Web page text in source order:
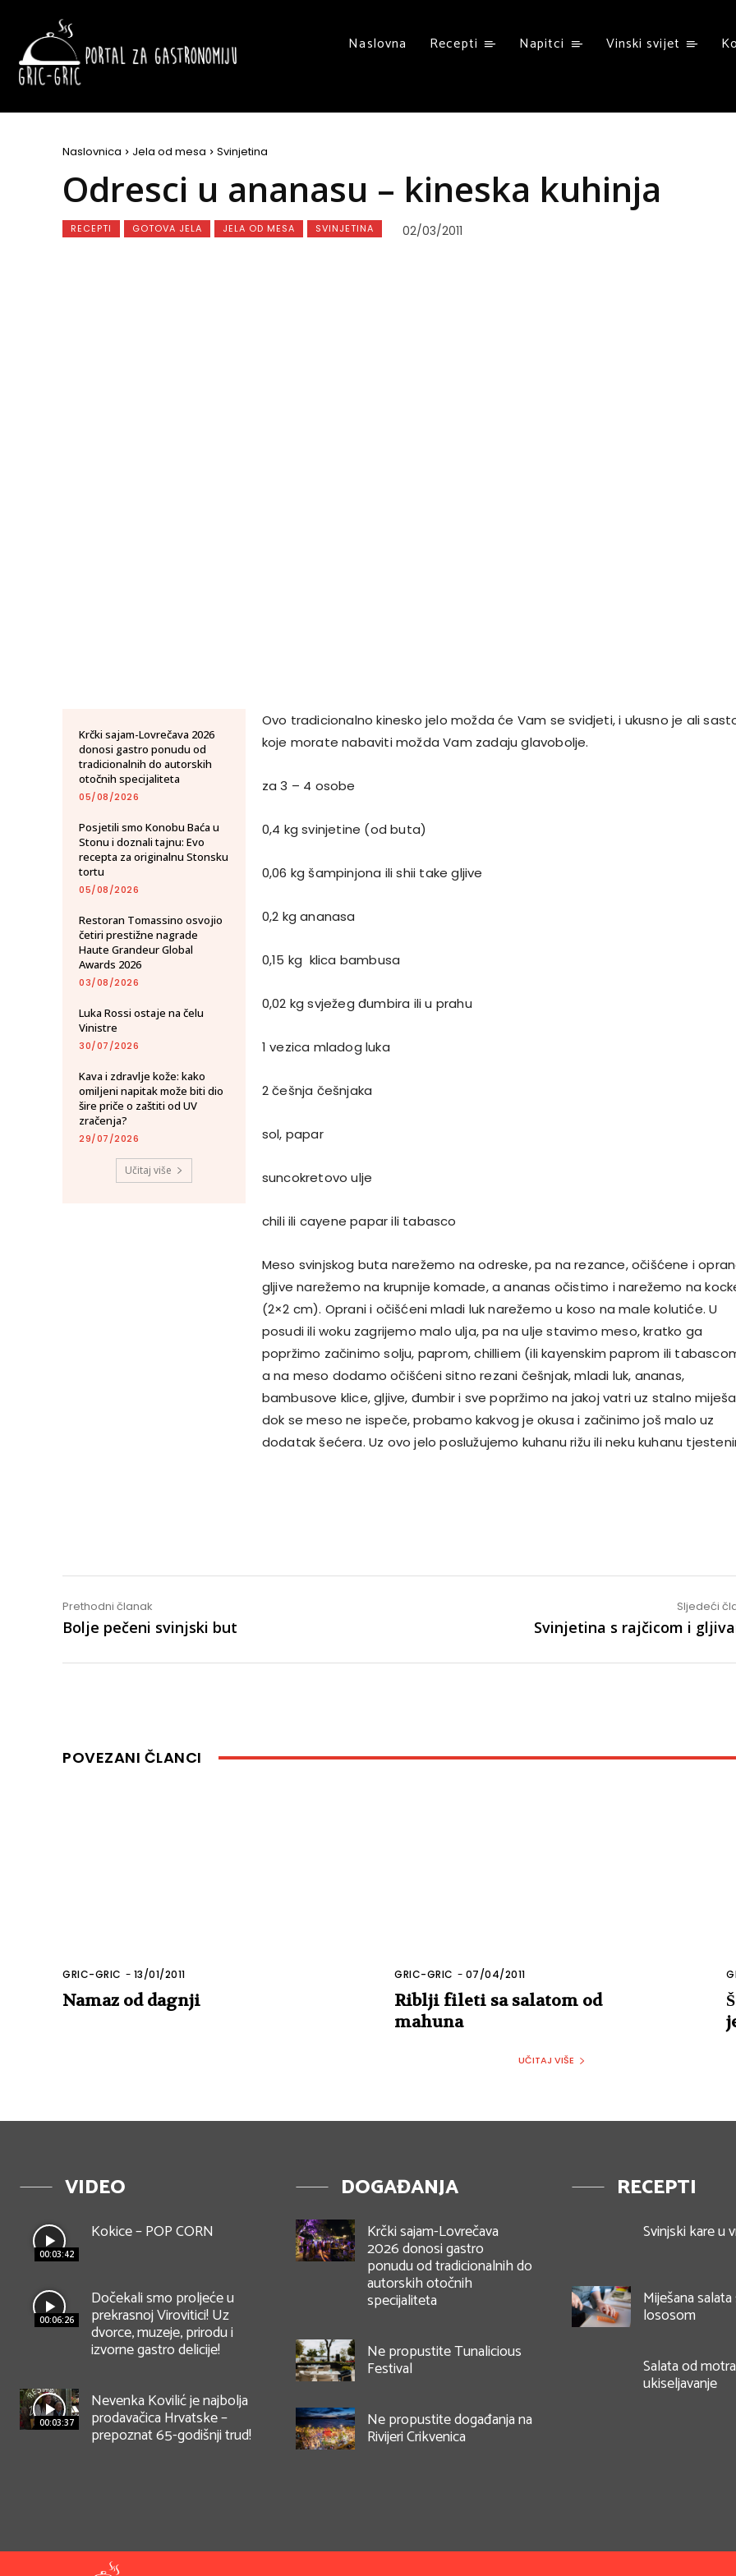
Naslovna Recepti Napitci Vinski svijet
Naslovnica Jela od mesa Svinjetina
Odresci u ananasu – kineska kuhinja
RECEPTI GOTOVA JELA JELA OD MESA SVINJETINA 02/03/2011
Krčki sajam-Lovrečava 2026
donosi gastro ponudu od
tradicionalnih do autorskih
otočnih specijaliteta
05/08/2026
Posjetili smo Konobu Baća u
Stonu i doznali tajnu: Evo
recepta za originalnu Stonsku
tortu
05/08/2026
Restoran Tomassino osvojio
četiri prestižne nagrade
Haute Grandeur Global
Awards 2026
03/08/2026
Luka Rossi ostaje na čelu
Vinistre
30/07/2026
Kava i zdravlje kože: kako
omiljeni napitak može biti dio
šire priče o zaštiti od UV
zračenja?
29/07/2026
Učitaj više
Ovo tradicionalno kinesko jelo možda će Vam se svidjeti, i ukusno je ali
koje morate nabaviti možda Vam zadaju glavobolje.
za 3 – 4 osobe
0,4 kg svinjetine (od buta)
0,06 kg šampinjona ili shii take gljive
0,2 kg ananasa
0,15 kg klica bambusa
0,02 kg svježeg đumbira ili u prahu
1 vezica mladog luka
2 češnja češnjaka
sol, papar
suncokretovo ulje
chili ili cayene papar ili tabasco
Meso svinjskog buta narežemo na odreske, pa na rezance, očišćene i
gljive narežemo na krupnije komade, a ananas očistimo i narežemo na
(2×2 cm). Oprani i očišćeni mladi luk narežemo u koso na male kolutiće. U
posudi ili woku zagrijemo malo ulja, pa na ulje stavimo meso, kratko ga
popržimo začinimo solju, paprom, chilliem (ili kayenskim paprom ili
a na meso dodamo očišćeni sitno rezani češnjak, mladi luk, ananas,
bambusove klice, gljive, đumbir i sve popržimo na jakoj vatri uz stalno
dok se meso ne ispeče, probamo kakvog je okusa i začinimo još malo uz
dodatak šećera. Uz ovo jelo poslužujemo kuhanu rižu ili neku kuhanu
Prethodni članak
Bolje pečeni svinjski but
Sljedeći
Svinjetina s rajčicom i
POVEZANI ČLANCI
GRIC-GRIC - 13/01/2011
Namaz od dagnji
GRIC-GRIC - 07/04/2011
Riblji fileti sa salatom od
mahuna
UČITAJ VIŠE
VIDEO
00:03:42
Kokice – POP CORN
00:06:26
Dočekali smo proljeće u
prekrasnoj Virovitici! Uz
dvorce, muzeje, prirodu i
izvorne gastro delicije!
00:03:37
Nevenka Kovilić je najbolja
prodavačica Hrvatske –
prepoznat 65-godišnji trud!
DOGAĐANJA
Krčki sajam-Lovrečava
2026 donosi gastro
ponudu od tradicionalnih do
autorskih otočnih
specijaliteta
Ne propustite Tunalicious
Festival
Ne propustite događanja na
Rivijeri Crikvenica
RECEPTI
Svinjski kare u
Miješana
lososom
Salata od
ukiseljavanje